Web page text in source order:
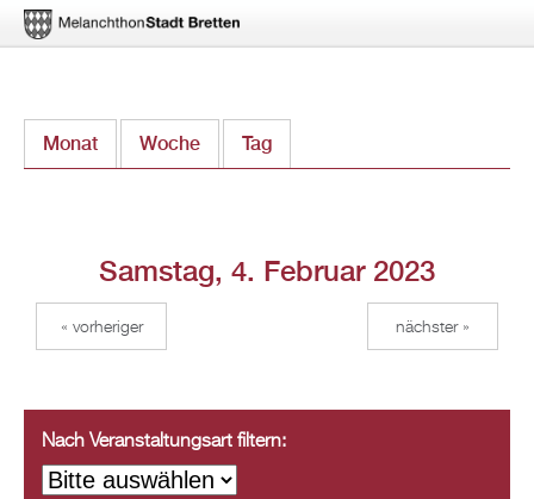
zum
Monat Woche Tag
Samstag, 4. Februar 2023
« vorheriger nächster »
Nach Veranstaltungsart filtern: